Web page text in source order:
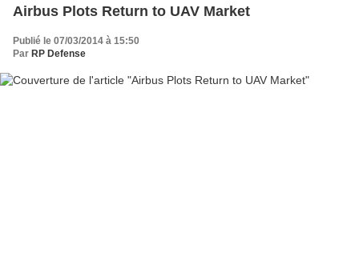
Airbus Plots Return to UAV Market
Publié le 07/03/2014 à 15:50
Par RP Defense